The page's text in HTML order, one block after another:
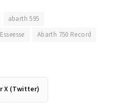
abarth 595
Abarth 750 Record
X (Twitter)